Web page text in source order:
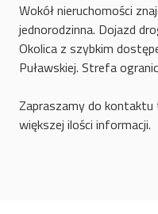
Wokół nieruchomości
jednorodzinna. Dojazd
Okolica z szybkim
Puławskiej. Strefa
Zapraszamy do
większej ilości informacji.